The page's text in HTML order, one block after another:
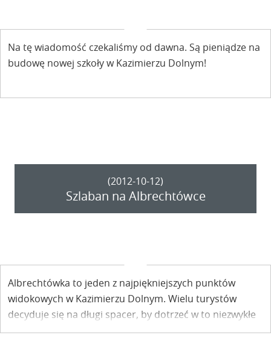
Na tę wiadomość czekaliśmy od dawna. Są pieniądze na
budowę nowej szkoły w Kazimierzu Dolnym!
(2012-10-12)
Szlaban na Albrechtówce
Albrechtówka to jeden z najpiękniejszych punktów
widokowych w Kazimierzu Dolnym. Wielu turystów
decyduje się na długi spacer, by dotrzeć w to niezwykłe
miejsce, chociaż oddalone od centrum Kazimierza. Dziś